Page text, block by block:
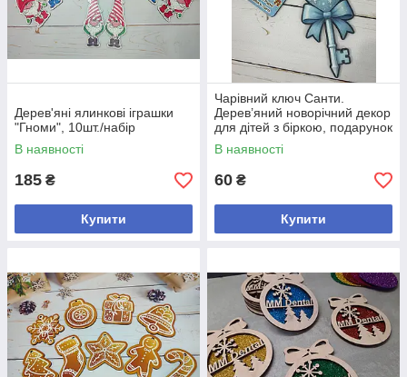
Дерев'яні ялинкові іграшки
"Гноми", 10шт./набір
В наявності
185 ₴
Купити
Чарівний ключ Санти.
Дерев’яний новорічний декор
для дітей з біркою, подарунок
на Різдво
В наявності
60 ₴
Купити